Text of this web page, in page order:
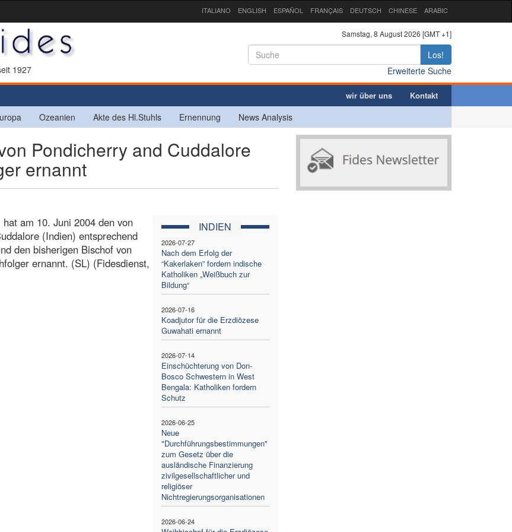
ITALIANO ENGLISH ESPAÑOL FRANÇAIS DEUTSCH CHINESE ARABIC
1927
Samstag, 8 August 2026 [GMT +1]
Los!
Erweiterte Suche
wir über uns Kontakt
Ozeanien Akte des Hl.Stuhls Ernennung News Analysis
Pondicherry and Cuddalore
ernannt
INDIEN
2026-07-27
Nach dem Erfolg der
“Kakerlaken” fordern indische
Katholiken „Weißbuch zur
Bildung“
2026-07-16
Koadjutor für die Erzdiözese
Guwahati ernannt
2026-07-14
Einschüchterung von Don-
Bosco Schwestern in West
Bengala: Katholiken fordern
Schutz
2026-06-25
Neue
"Durchführungsbestimmungen"
zum Gesetz über die
ausländische Finanzierung
zivilgesellschaftlicher und
religiöser
Nichtregierungsorganisationen
2026-06-24
am 10. Juni 2004 den von
(Indien) entsprechend
den bisherigen Bischof von
ernannt. (SL) (Fidesdienst,